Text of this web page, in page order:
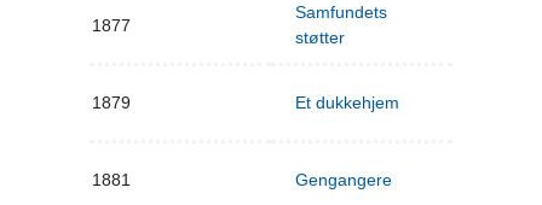
1877
Samfundets
støtter
1879 Et dukkehjem
1881 Gengangere